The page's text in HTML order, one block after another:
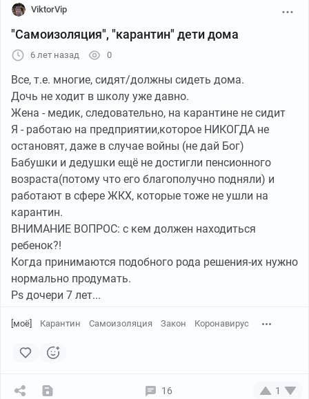
проекту.
Задачи и сайт на гугл, соответственно потребуется
Фото для привлечения внимания)))
ViktorVip
"Самоизоляция", "карантин" дети дома
6 лет назад 0
Все, т.е. многие, сидят/должны сидеть дома.
Дочь не ходит в школу уже давно.
Жена - медик, следовательно, на карантине не сидит
Я - работаю на предприятии,которое НИКОГДА не
остановят, даже в случае войны (не дай Бог)
Бабушки и дедушки ещё не достигли пенсионного
возраста(потому что его благополучно подняли) и
работают в сфере ЖКХ, которые тоже не ушли на
карантин.
ВНИМАНИЕ ВОПРОС: с кем должен находиться
ребенок?!
Когда принимаются подобного рода решения-их нужно
нормально продумать.
Ps дочери 7 лет...
[моё] Карантин Самоизоляция Закон Коронавирус
16 1